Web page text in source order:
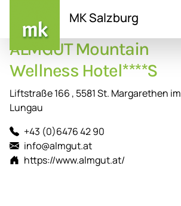
Inhalt
MK Salzburg
ALMGUT Mountain
Wellness Hotel****S
Liftstraße 166 , 5581 St. Margarethen im
Lungau
+43 (0)6476 42 90
info@almgut.at
https://www.almgut.at/